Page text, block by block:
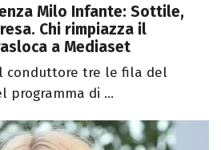
Milo Infante: Sottile,
Chi rimpiazza il
a Mediaset
conduttore tre le fila del
programma di ...